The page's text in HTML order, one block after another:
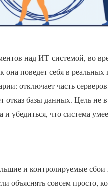
над ИТ-системой, во
она поведет себя в
отключает часть
отказ базы данных. Цель не
убедиться, что система
и контролируемые сбои
объяснять совсем просто,